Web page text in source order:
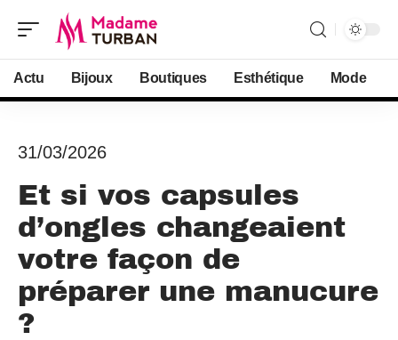
Actu Bijoux Boutiques Esthétique Mode
31/03/2026
Et si vos capsules
d’ongles changeaient
votre façon de
préparer une manucure
?